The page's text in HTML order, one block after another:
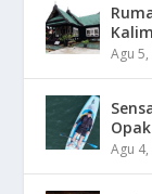
Agu
Agu